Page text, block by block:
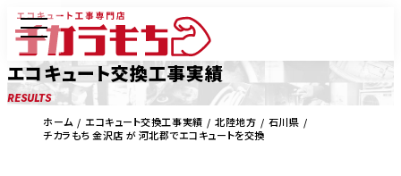
エコキュート交換工事実績
RESULTS
ホーム エコキュート交換工事実績 北陸地方
石川県
チカラもち 金沢店 が 河北郡でエコキュートを交換